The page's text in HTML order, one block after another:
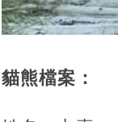
貓熊檔案：